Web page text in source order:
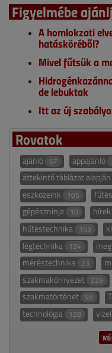
Figyelmébe
A homlokzati
hatásköréből?
Mivel fűtsük a
de lebuktak
Itt az új
Rovatok
ajánló 67 appajánló
áttekintő táblázat alapján
eszközeink 105
gépészninja 10 hírek
hűtéstechnika 153
légtechnika 134
méréstechnika 23
szakmakörnyezet 229
szakmatörténet 98
technológia 128